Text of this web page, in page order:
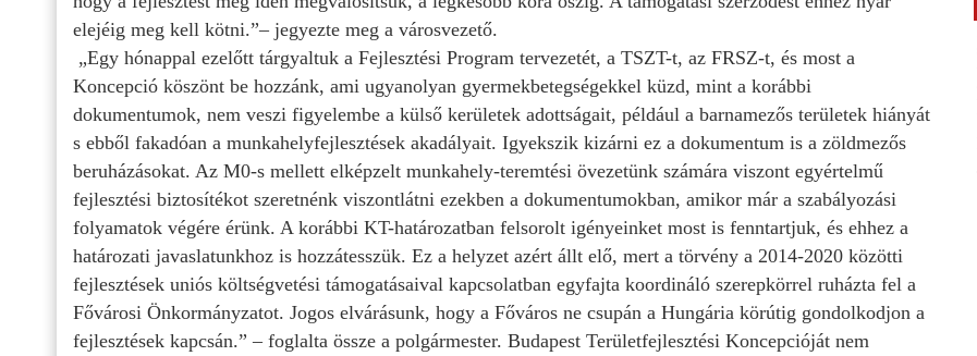
elejéig meg kell kötni.”– jegyezte meg a városvezető.
„Egy hónappal ezelőtt tárgyaltuk a Fejlesztési Program tervezetét, a TSZT-t, az FRSZ-t, és most a
Koncepció köszönt be hozzánk, ami ugyanolyan gyermekbetegségekkel küzd, mint a korábbi
dokumentumok, nem veszi figyelembe a külső kerületek adottságait, például a barnamezős területek hiányát
s ebből fakadóan a munkahelyfejlesztések akadályait. Igyekszik kizárni ez a dokumentum is a zöldmezős
beruházásokat. Az M0-s mellett elképzelt munkahely-teremtési övezetünk számára viszont egyértelmű
fejlesztési biztosítékot szeretnénk viszontlátni ezekben a dokumentumokban, amikor már a szabályozási
folyamatok végére érünk. A korábbi KT-határozatban felsorolt igényeinket most is fenntartjuk, és ehhez a
határozati javaslatunkhoz is hozzátesszük. Ez a helyzet azért állt elő, mert a törvény a 2014-2020 közötti
fejlesztések uniós költségvetési támogatásaival kapcsolatban egyfajta koordináló szerepkörrel ruházta fel a
Fővárosi Önkormányzatot. Jogos elvárásunk, hogy a Főváros ne csupán a Hungária körútig gondolkodjon a
fejlesztések kapcsán.” – foglalta össze a polgármester. Budapest Területfejlesztési Koncepcióját nem